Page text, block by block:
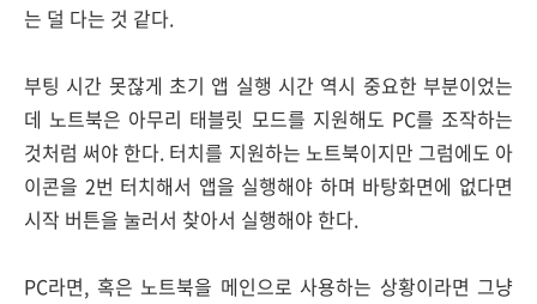
는 덜 다는 것 같다.
부팅 시간 못잖게 초기 앱 실행 시간 역시 중요한 부분이었는
데 노트북은 아무리 태블릿 모드를 지원해도 PC를 조작하는
것처럼 써야 한다. 터치를 지원하는 노트북이지만 그럼에도 아
이콘을 2번 터치해서 앱을 실행해야 하며 바탕화면에 없다면
시작 버튼을 눌러서 찾아서 실행해야 한다.
PC라면, 혹은 노트북을 메인으로 사용하는 상황이라면 그냥